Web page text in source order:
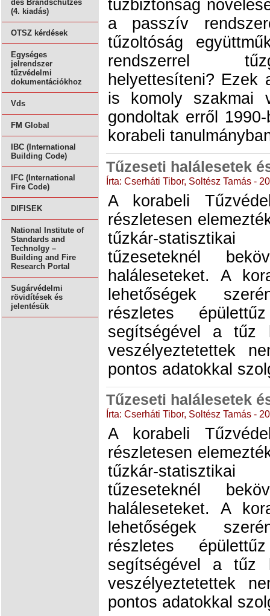
des Brandschutzes
(4. kiadás)
OTSZ kérdések
Egységes
jelrendszer
tűzvédelmi
dokumentációkhoz
Vds
FM Global
IBC (International
Building Code)
IFC (International
Fire Code)
DIFISEK
National Institute of
Standards and
Technolgy –
Building and Fire
Research Portal
Sugárvédelmi
rövidítések és
jelentésük
tűzbiztonság
a passzív
tűzoltóság
rendszerrel
helyettesíteni? Ezek
is komoly szakmai
gondoltak erről
korabeli
Tűzeseti halálesetek
Írta: Cserháti Tibor, Soltész Tamás -
A korabeli
részletesen
tűzkár-
tűzeseteknél
haláleseteket. A
lehetőségek
részletes
segítségével a tűz
veszélyeztetettek
pontos adatokkal
Tűzeseti halálesetek
Írta: Cserháti Tibor, Soltész Tamás -
A korabeli
részletesen
tűzkár-
tűzeseteknél
haláleseteket. A
lehetőségek
részletes
segítségével a tűz
veszélyeztetettek
pontos adatokkal